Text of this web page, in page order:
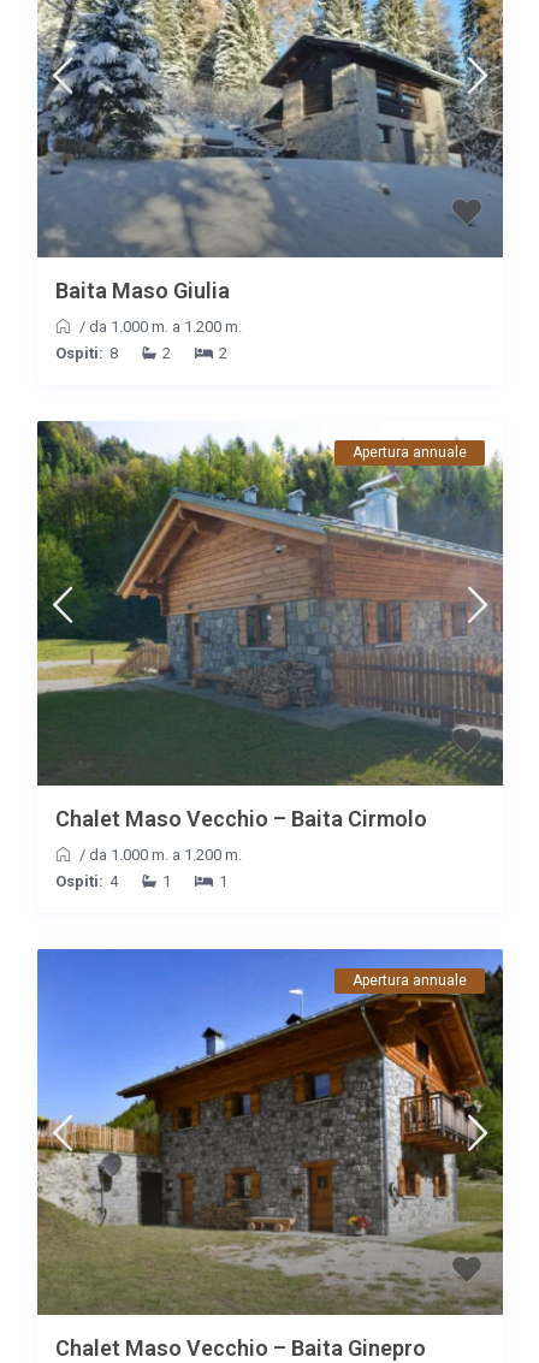
Baita Maso Giulia
/ da 1.000 m. a 1.200 m.
Ospiti: 8 2 2
Apertura annuale
Chalet Maso Vecchio – Baita Cirmolo
/ da 1.000 m. a 1.200 m.
Ospiti: 4 1 1
Apertura annuale
Chalet Maso Vecchio – Baita Ginepro